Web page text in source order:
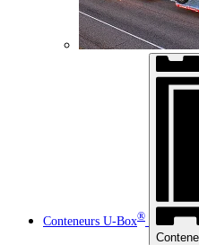
Conteneurs U-Box®